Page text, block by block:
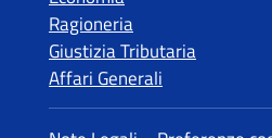
Ragioneria
Giustizia Tributaria
Affari Generali